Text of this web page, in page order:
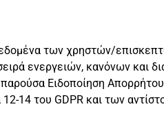
των χρηστών/
ενεργειών, κανόνων και
Ειδοποίηση
14 του GDPR και των